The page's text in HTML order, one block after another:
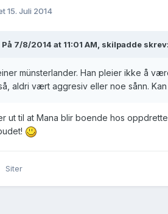
15. Juli 2014
På 7/8/2014 at 11:01 AM, skilpadde skrev:
münsterlander. Han pleier ikke å
aldri vært aggresiv eller noe sånn.
ut til at Mana blir boende hos
Siter